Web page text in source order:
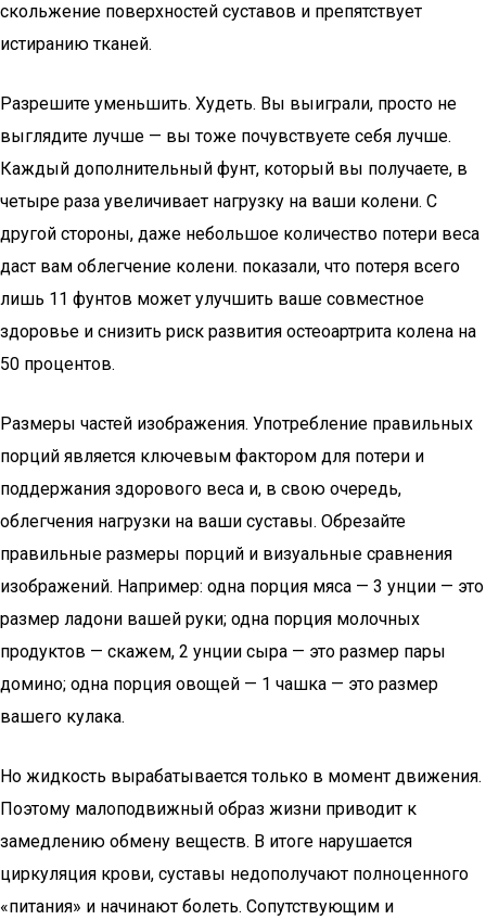
скольжение поверхностей суставов и препятствует
истиранию тканей.
Разрешите уменьшить. Худеть. Вы выиграли, просто не
выглядите лучше — вы тоже почувствуете себя лучше.
Каждый дополнительный фунт, который вы получаете, в
четыре раза увеличивает нагрузку на ваши колени. С
другой стороны, даже небольшое количество потери веса
даст вам облегчение колени. показали, что потеря всего
лишь 11 фунтов может улучшить ваше совместное
здоровье и снизить риск развития остеоартрита колена на
50 процентов.
Размеры частей изображения. Употребление правильных
порций является ключевым фактором для потери и
поддержания здорового веса и, в свою очередь,
облегчения нагрузки на ваши суставы. Обрезайте
правильные размеры порций и визуальные сравнения
изображений. Например: одна порция мяса — 3 унции — это
размер ладони вашей руки; одна порция молочных
продуктов — скажем, 2 унции сыра — это размер пары
домино; одна порция овощей — 1 чашка — это размер
вашего кулака.
Но жидкость вырабатывается только в момент движения.
Поэтому малоподвижный образ жизни приводит к
замедлению обмену веществ. В итоге нарушается
циркуляция крови, суставы недополучают полноценного
«питания» и начинают болеть. Сопутствующим и